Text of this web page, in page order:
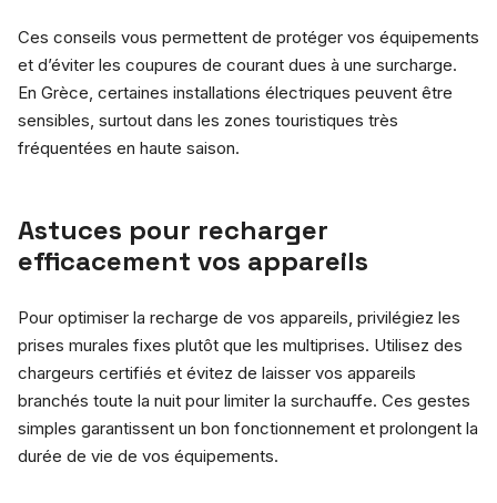
Ces conseils vous permettent de protéger vos équipements
et d’éviter les coupures de courant dues à une surcharge.
En Grèce, certaines installations électriques peuvent être
sensibles, surtout dans les zones touristiques très
fréquentées en haute saison.
Astuces pour recharger
efficacement vos appareils
Pour optimiser la recharge de vos appareils, privilégiez les
prises murales fixes plutôt que les multiprises. Utilisez des
chargeurs certifiés et évitez de laisser vos appareils
branchés toute la nuit pour limiter la surchauffe. Ces gestes
simples garantissent un bon fonctionnement et prolongent la
durée de vie de vos équipements.